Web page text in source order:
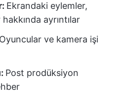
Ekrandaki eylemler,
ayrıntılar
Oyuncular ve kamera işi
Post prodüksiyon